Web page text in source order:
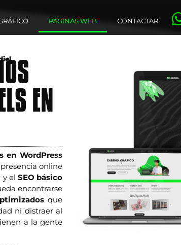
PÁGINAS WEB CONTACTAR
EN
en WordPress
online
y el SEO básico
encontrarse
que
ni distraer al
a la gente